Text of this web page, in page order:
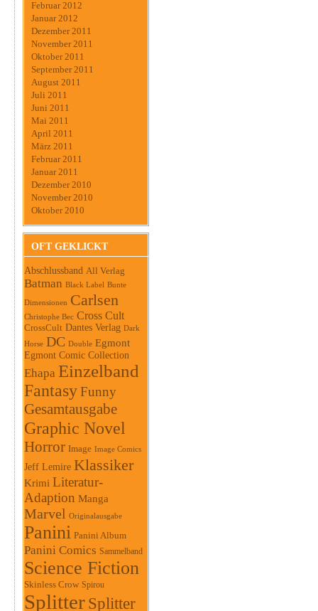
Februar 2012
Januar 2012
Dezember 2011
November 2011
Oktober 2011
September 2011
August 2011
Juli 2011
Juni 2011
Mai 2011
April 2011
März 2011
Februar 2011
Januar 2011
Dezember 2010
November 2010
Oktober 2010
OFT GEKLICKT
Abschlussband All Verlag
Batman Black Label Bunte
Dimensionen Carlsen
Christophe Bec Cross Cult
CrossCult Dantes Verlag Dark
Horse DC Double Egmont
Egmont Comic Collection
Ehapa Einzelband
FantasyFunny
Gesamtausgabe
Graphic Novel
Horror Image Image Comics
Jeff Lemire Klassiker
Krimi Literatur-
Adaption Manga
Marvel Originalausgabe
Panini Panini Album
Panini Comics Sammelband
Science Fiction
Skinless Crow Spirou
Splitter Splitter